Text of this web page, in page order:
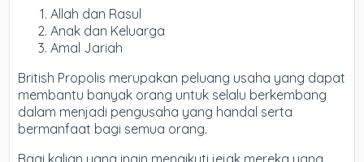
Allah dan Rasul
Anak dan Keluarga
Amal Jariah
British Propolis merupakan peluang usaha yang dapat
membantu banyak orang untuk selalu berkembang
dalam menjadi pengusaha yang handal serta
bermanfaat bagi semua orang.